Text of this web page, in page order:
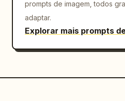
prompts de imagem, todos
adaptar.
Explorar mais prompts